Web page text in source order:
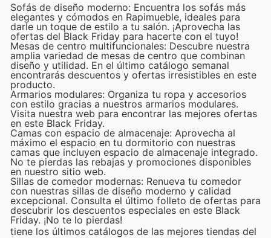
Sofás de diseño moderno: Encuentra los sofás más
elegantes y cómodos en Rapimueble, ideales para
darle un toque de estilo a tu salón. ¡Aprovecha las
ofertas del Black Friday para hacerte con el tuyo!
Mesas de centro multifuncionales: Descubre nuestra
amplia variedad de mesas de centro que combinan
diseño y utilidad. En el último catálogo semanal
encontrarás descuentos y ofertas irresistibles en este
producto.
Armarios modulares: Organiza tu ropa y accesorios
con estilo gracias a nuestros armarios modulares.
Visita nuestra web para encontrar las mejores ofertas
en este Black Friday.
Camas con espacio de almacenaje: Aprovecha al
máximo el espacio en tu dormitorio con nuestras
camas que incluyen espacio de almacenaje integrado.
No te pierdas las rebajas y promociones disponibles
en nuestro sitio web.
Sillas de comedor modernas: Renueva tu comedor
con nuestras sillas de diseño moderno y calidad
excepcional. Consulta el último folleto de ofertas para
descubrir los descuentos especiales en este Black
Friday. ¡No te lo pierdas!
tiene los últimos catálogos de las mejores tiendas del